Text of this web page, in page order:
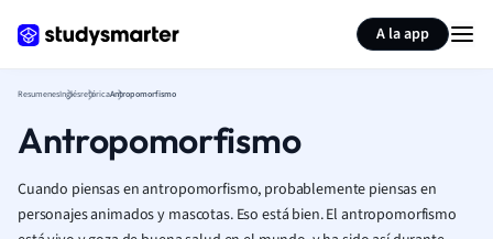
A la app
ResumenesInglésretóricaAntropomorfismo
Antropomorfismo
Cuando piensas en antropomorfismo, probablemente piensas en
personajes animados y mascotas. Eso está bien. El antropomorfismo
Resumir página